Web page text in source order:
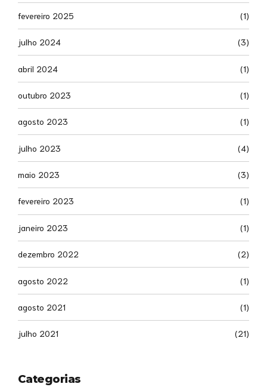
fevereiro 2025 (1)
julho 2024 (3)
abril 2024 (1)
outubro 2023 (1)
agosto 2023 (1)
julho 2023 (4)
maio 2023 (3)
fevereiro 2023 (1)
janeiro 2023 (1)
dezembro 2022 (2)
agosto 2022 (1)
agosto 2021 (1)
julho 2021 (21)
Categorias